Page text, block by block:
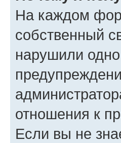
На каждом
собственный
нарушили
отношения к
Если вы не